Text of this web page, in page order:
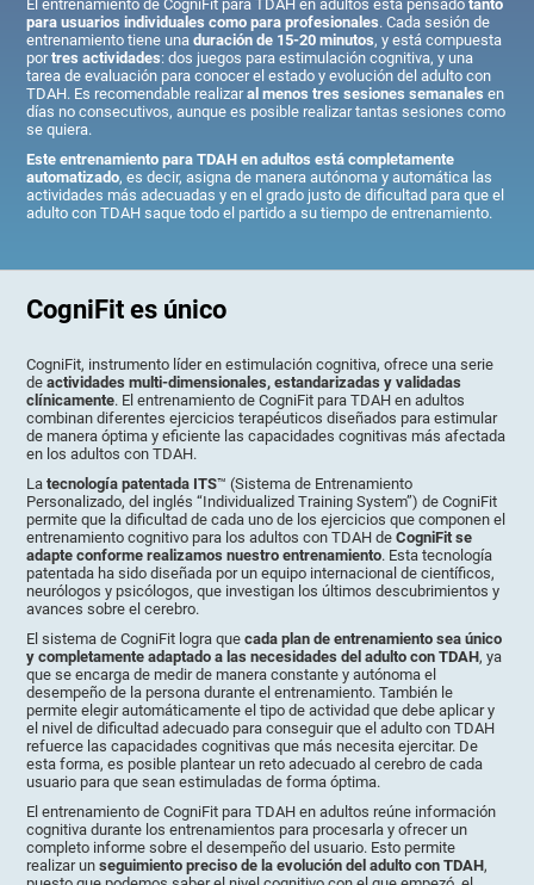
El entrenamiento de CogniFit para TDAH en adultos está pensadotanto
para usuarios individuales como para profesionales. Cada sesión de
entrenamiento tiene unaduración de 15-20 minutos, y está compuesta
portres actividades: dos juegos para estimulación cognitiva, y una
tarea de evaluación para conocer el estado y evolución del adulto con
TDAH. Es recomendable realizaral menos tres sesiones semanales en
días no consecutivos, aunque es posible realizar tantas sesiones como
se quiera.
Este entrenamiento para TDAH en adultos está completamente
automatizado, es decir, asigna de manera autónoma y automática las
actividades más adecuadas y en el grado justo de dificultad para que el
adulto con TDAH saque todo el partido a su tiempo de entrenamiento.
CogniFit es único
CogniFit, instrumento líder en estimulación cognitiva, ofrece una serie
deactividades multi-dimensionales, estandarizadas y validadas
clínicamente. El entrenamiento de CogniFit para TDAH en adultos
combinan diferentes ejercicios terapéuticos diseñados para estimular
de manera óptima y eficiente las capacidades cognitivas más afectada
en los adultos con TDAH.
Latecnología patentada ITS™ (Sistema de Entrenamiento
Personalizado, del inglés “Individualized Training System”) de CogniFit
permite que la dificultad de cada uno de los ejercicios que componen el
entrenamiento cognitivo para los adultos con TDAH deCogniFit se
adapte conforme realizamos nuestro entrenamiento. Esta tecnología
patentada ha sido diseñada por un equipo internacional de científicos,
neurólogos y psicólogos, que investigan los últimos descubrimientos y
avances sobre el cerebro.
El sistema de CogniFit logra quecada plan de entrenamiento sea único
y completamente adaptado a las necesidades del adulto con TDAH, ya
que se encarga de medir de manera constante y autónoma el
desempeño de la persona durante el entrenamiento. También le
permite elegir automáticamente el tipo de actividad que debe aplicar y
el nivel de dificultad adecuado para conseguir que el adulto con TDAH
refuerce las capacidades cognitivas que más necesita ejercitar. De
esta forma, es posible plantear un reto adecuado al cerebro de cada
usuario para que sean estimuladas de forma óptima.
El entrenamiento de CogniFit para TDAH en adultos reúne información
cognitiva durante los entrenamientos para procesarla y ofrecer un
completo informe sobre el desempeño del usuario. Esto permite
realizar unseguimiento preciso de la evolución del adulto con TDAH,